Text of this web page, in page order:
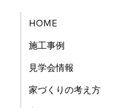
HOME
施工事例
見学会情報
家づくりの考え方